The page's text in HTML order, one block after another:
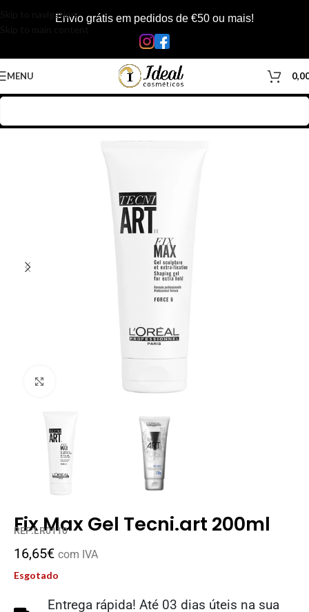
Skip to navigationEnvio grátis em pedidos de €50 ou mais!
MENU
Fix Max Gel Tecni.art 200ml
REF:LR0110
16,65€ com IVA
Esgotado
Entrega rápida! Até 03 dias úteis na sua